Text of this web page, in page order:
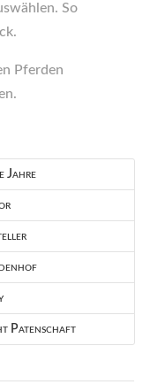
So
Pferden
Jahre
Patenschaft